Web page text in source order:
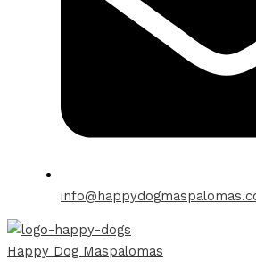
Happy Dog Maspalomas